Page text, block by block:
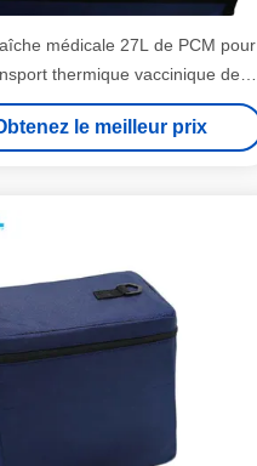
médicale 27L de PCM pour
thermique vaccinique de
chaîne du froid
le meilleur prix